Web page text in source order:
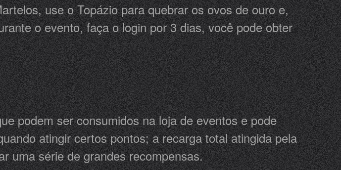
use o Topázio para quebrar os ovos de ouro e,
o evento, faça o login por 3 dias, você pode obter
podem ser consumidos na loja de eventos e pode
atingir certos pontos; a recarga total atingida pela
uma série de grandes recompensas.